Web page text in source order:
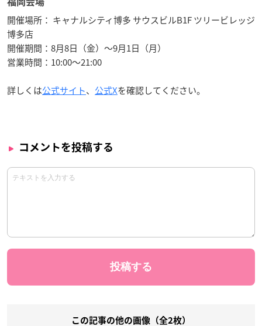
福岡会場
開催場所： キャナルシティ博多 サウスビルB1F ツリービレッジ
博多店
開催期間：8月8日（金）～9月1日（月）
営業時間：10:00～21:00
詳しくは公式サイト、 公式Xを確認してください。
コメントを投稿する
この記事の他の画像（全2枚）